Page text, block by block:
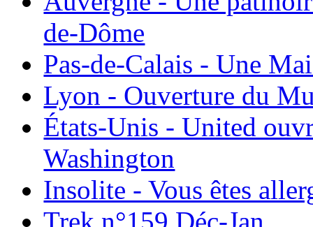
de-Dôme
Pas-de-Calais - Une
Lyon - Ouverture du
États-Unis - United
Washington
Insolite - Vous êtes
Trek n°159 Déc-Jan